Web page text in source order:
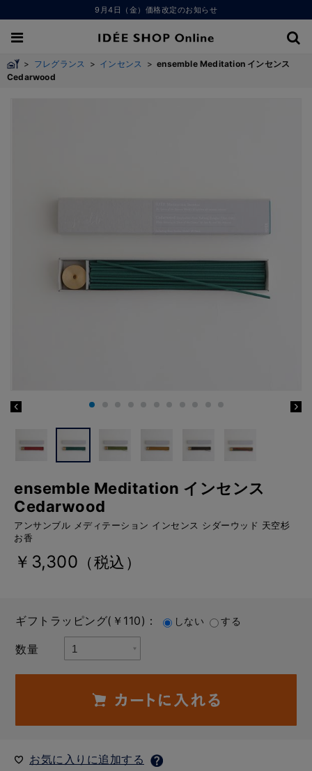
9月4日（金）価格改定のお知らせ
> フレグランス > インセンス >ensemble Meditation インセンス
Cedarwood
ensemble Meditation インセンス
Cedarwood
アンサンブル メディテーション インセンス シダーウッド 天空杉
お香
￥3,300 （税込）
ギフトラッピング(￥110)： しない する
数量
お気に入りに追加する